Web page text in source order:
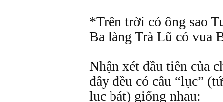
*Trên trời có ông sao
Ba làng Trà Lũ có vua
Nhận xét đầu tiên của
đây đều có câu “lục”
lục bát) giống nhau: